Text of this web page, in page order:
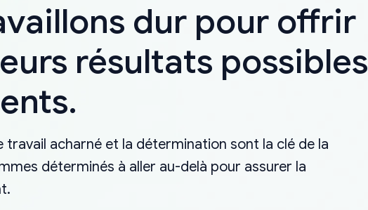
dur pour offrir
résultats possibles
travail acharné et la détermination sont la clé de la
déterminés à aller au-delà pour assurer la